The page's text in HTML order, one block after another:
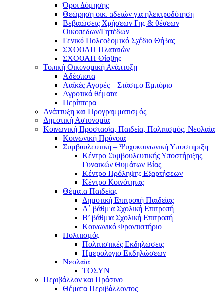
Όροι Δόμησης
Θεώρηση οικ. αδειών για ηλεκτροδότηση
Βεβαιώσεις Χρήσεων Γης & θέσεων
Οικοπέδων/Γηπέδων
Γενικό Πολεοδομικό Σχέδιο Θήβας
ΣΧΟΟΑΠ Πλαταιών
ΣΧΟΟΑΠ Θίσβης
Τοπική Οικονομική Ανάπτυξη
Αδέσποτα
Λαϊκές Αγορές – Στάσιμο Εμπόριο
Αγροτικά θέματα
Περίπτερα
Ανάπτυξη και Προγραμματισμός
Δημοτική Αστυνομία
Κοινωνική Προστασία, Παιδεία, Πολιτισμός, Νεολαία
Κοινωνική Πρόνοια
Συμβουλευτική – Ψυχοκοινωνική Υποστήριξη
Κέντρο Συμβουλευτικής Υποστήριξης
Γυναικών Θυμάτων Βίας
Κέντρο Πρόληψης Εξαρτήσεων
Κέντρο Κοινότητας
Θέματα Παιδείας
Δημοτική Επιτροπή Παιδείας
Α΄ βάθμια Σχολική Επιτροπή
B’ βάθμια Σχολική Επιτροπή
Κοινωνικό Φροντιστήριο
Πολιτισμός
Πολιτιστικές Εκδηλώσεις
Ημερολόγιο Εκδηλώσεων
Νεολαία
ΤΟΣΥΝ
Περιβάλλον και Πράσινο
Θέματα Περιβάλλοντος